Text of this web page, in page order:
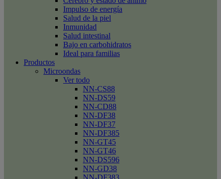
Impulso de energía
Salud de la piel
Inmunidad
Salud intestinal
Bajo en carbohidratos
Ideal para familias
Productos
Microondas
Ver todo
NN-CS88
NN-DS59
NN-CD88
NN-DF38
NN-DF37
NN-DF385
NN-GT45
NN-GT46
NN-DS596
NN-GD38
NN-DF383